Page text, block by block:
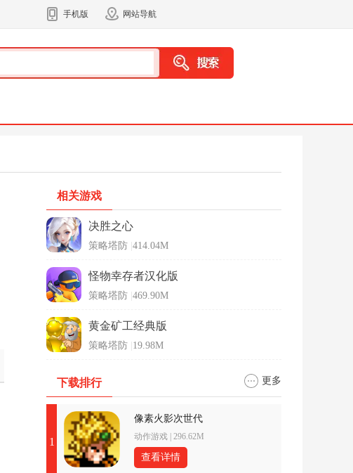
手机版 网站导航
相关游戏
决胜之心
策略塔防 414.04M
怪物幸存者汉化版
策略塔防 469.90M
黄金矿工经典版
策略塔防 19.98M
下载排行 更多
1
像素火影次世代
动作游戏 296.62M
查看详情